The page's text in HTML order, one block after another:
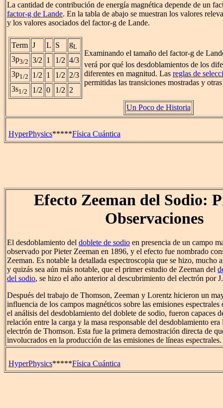
La cantidad de contribución de energía magnética depende de un
factor-g de Lande. En la tabla de abajo se muestran los valores
y los valores asociados del factor-g de Lande.
Term J L S gL
3p3/2 3/2 1 1/2 4/3
3p1/2 1/2 1 1/2 2/3
3s1/2 1/2 0 1/2 2
Examinando el tamaño del factor-g de
verá por qué los desdoblamientos de los
diferentes en magnitud. Las reglas de
permitidas las transiciones mostradas y
Un Poco de Historia
HyperPhysics*****Física Cuántica
Efecto Zeeman del Sodio:
Observaciones
El desdoblamiento del doblete de sodio en presencia de un campo
observado por Pieter Zeeman en 1896, y el efecto fue nombrado
Zeeman. Es notable la detallada espectroscopia que se hizo, mucho
y quizás sea aún más notable, que el primer estudio de Zeeman del
del sodio, se hizo el año anterior al descubrimiento del electrón por
Después del trabajo de Thomson, Zeeman y Lorentz hicieron un
influencia de los campos magnéticos sobre las emisiones
el análisis del desdoblamiento del doblete de sodio, fueron capaces
relación entre la carga y la masa responsable del desdoblamiento era
electrón de Thomson. Esta fue la primera demostración directa de
involucrados en la producción de las emisiones de líneas espectrales.
HyperPhysics*****Física Cuántica